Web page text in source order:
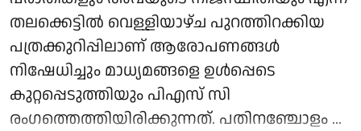
തലക്കെട്ടില്‍ വെള്ളിയാഴ്ച പുറത്തിറക്കിയ
പത്രക്കുറിപ്പിലാണ് ആരോപണങ്ങള്‍
നിഷേധിച്ചും മാധ്യമങ്ങളെ ഉള്‍പ്പെടെ
കുറ്റപ്പെടുത്തിയും പിഎസ് സി
രംഗത്തെത്തിയിരിക്കുന്നത്. പതിനഞ്ചോളം ...